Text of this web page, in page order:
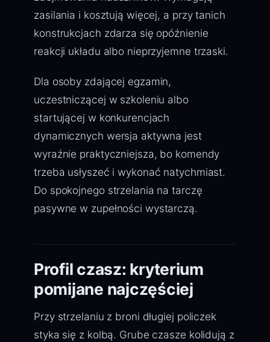
zasilania i kosztują więcej, a przy tanich
konstrukcjach zdarza się opóźnienie
reakcji układu albo nieprzyjemne trzaski.
Dla osoby zdającej egzamin,
uczestniczącej w szkoleniu albo
startującej w konkurencjach
dynamicznych wersja aktywna jest
wyraźnie praktyczniejsza, bo komendy
trzeba usłyszeć i wykonać natychmiast.
Do spokojnego strzelania na tarczę
pasywne w zupełności wystarczą.
Profil czasz: kryterium
pomijane najczęściej
Przy strzelaniu z broni długiej policzek
styka się z kolbą. Grube czasze kolidują z